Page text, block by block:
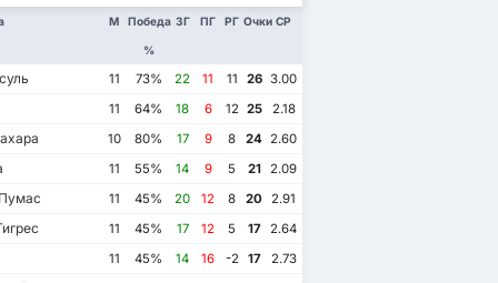
М Победа
%
ЗГ ПГ РГ Очки СР
11 73% 22 11 11 26 3.00
11 64% 18 6 12 25 2.18
10 80% 17 9 8 24 2.60
11 55% 14 9 5 21 2.09
11 45% 20 12 8 20 2.91
11 45% 17 12 5 17
2.64
11
45% 14 16 -2 17 2.73